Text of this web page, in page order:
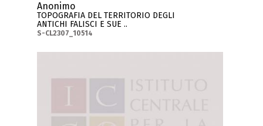
Anonimo
TOPOGRAFIA DEL TERRITORIO DEGLI
ANTICHI FALISCI E SUE ..
S-CL2307_10514